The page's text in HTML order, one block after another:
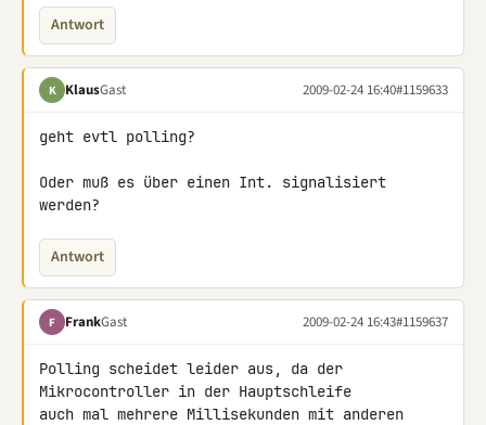
Antwort
K KlausGast 2009-02-24 16:40#1159633
geht evtl polling?
Oder muß es über einen Int. signalisiert
werden?
Antwort
F FrankGast 2009-02-24 16:43#1159637
Polling scheidet leider aus, da der
Mikrocontroller in der Hauptschleife
auch mal mehrere Millisekunden mit anderen